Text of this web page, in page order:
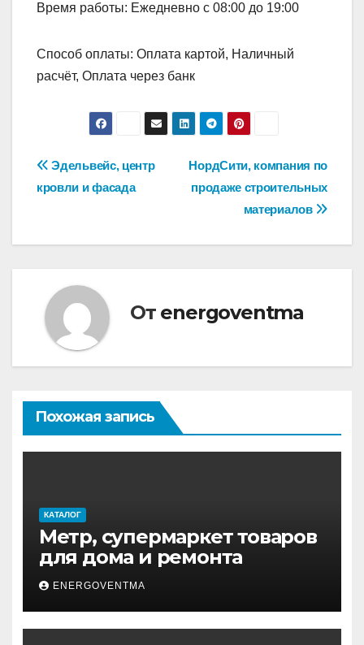
Время работы: Ежедневно с 08:00 до 19:00
Способ оплаты: Оплата картой, Наличный
расчёт, Оплата через банк
Навигация
по
записям
НордСити, компания по
продаже строительных
материалов
Эдельвейс, центр
кровли и фасада
От energoventma
Похожая запись
КАТАЛОГ
Метр, супермаркет товаров
для дома и ремонта
ENERGOVENTMA